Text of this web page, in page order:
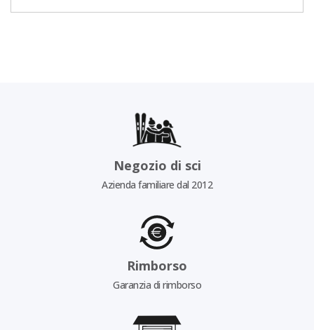
Negozio di sci
Azienda familiare dal 2012
Rimborso
Garanzia di rimborso